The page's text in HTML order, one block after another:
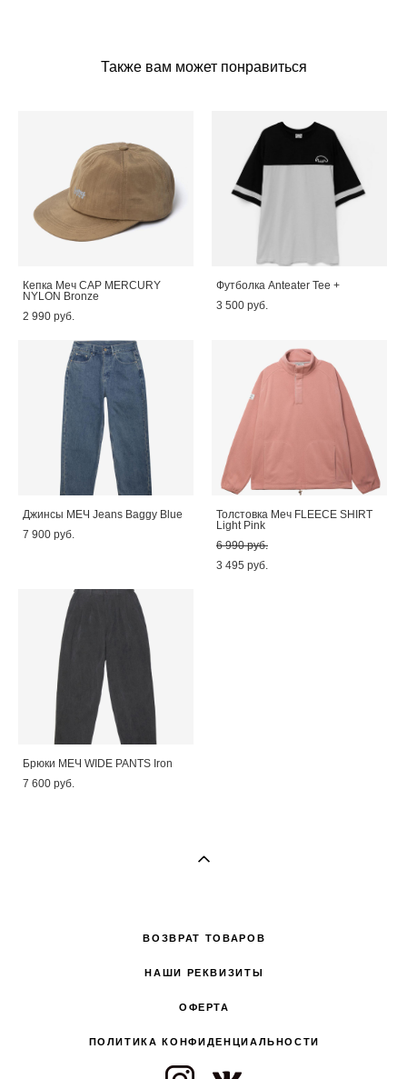
Также вам может понравиться
Кепка Меч CAP MERCURY
NYLON Bronze
2 990 pуб.
Футболка Anteater Tee +
3 500 pуб.
Джинсы МЕЧ Jeans Baggy Blue
7 900 pуб.
Толстовка Меч FLEECE SHIRT
Light Pink
6 990 pуб.
3 495 pуб.
Брюки МЕЧ WIDE PANTS Iron
7 600 pуб.
ВОЗВРАТ ТОВАРОВ
НАШИ РЕКВИЗИТЫ
ОФЕРТА
ПОЛИТИКА КОНФИДЕНЦИАЛЬНОСТИ